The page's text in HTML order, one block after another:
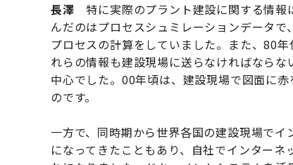
長澤 特に実際のプラント建設に関する情
んだのはプロセスシュミレーションデータ
プロセスの計算をしていました。また、80
れらの情報も建設現場に送らなければなら
中心でした。00年頃は、建設現場で図面に
のです。
一方で、同時期から世界各国の建設現場で
になってきたこともあり、自社でインター